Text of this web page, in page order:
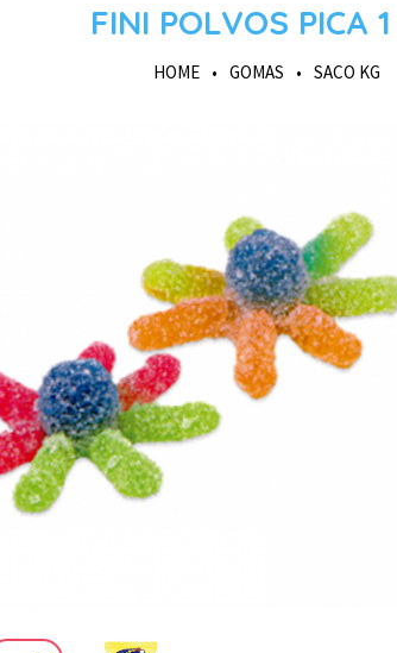
FINI POLVOS PICA
HOME • GOMAS • SACO KG